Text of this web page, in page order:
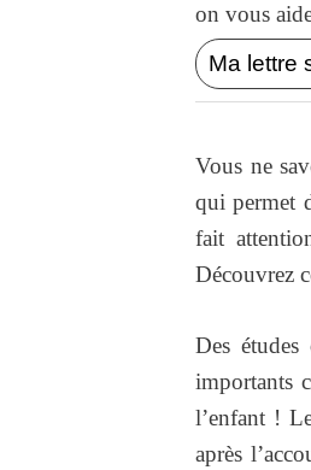
on vous
Ma lettre
Vous ne
qui permet
fait
Découvrez
Des
importants
l’enfant !
après